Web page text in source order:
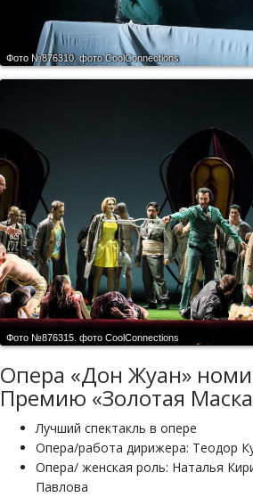
Фото №876310.фото CoolСonnections
Фото №876315. фото CoolСonnections
Опера «Дон Жуан»
Премию «Золотая
Лучший спектакль в опере
Опера/работа дирижера: Теодор
Опера/ женская роль: Наталья
Павлова